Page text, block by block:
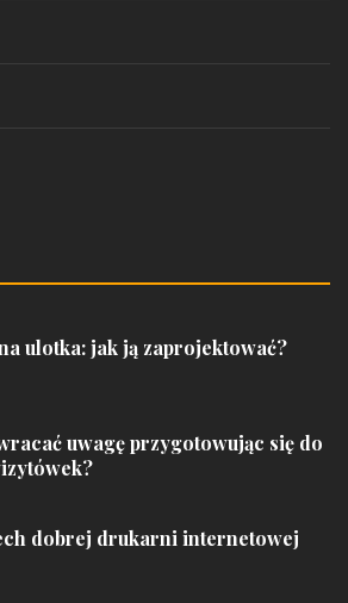
ulotka: jak ją zaprojektować?
uwagę przygotowując się do
dobrej drukarni internetowej